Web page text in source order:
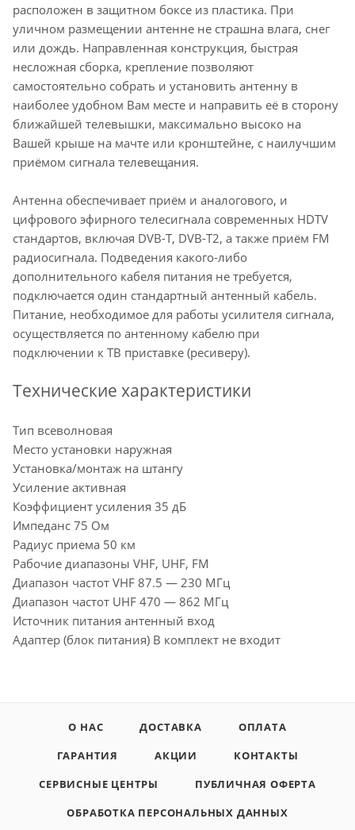
расположен в защитном боксе из пластика. При
уличном размещении антенне не страшна влага, снег
или дождь. Направленная конструкция, быстрая
несложная сборка, крепление позволяют
самостоятельно собрать и установить антенну в
наиболее удобном Вам месте и направить её в сторону
ближайшей телевышки, максимально высоко на
Вашей крыше на мачте или кронштейне, с наилучшим
приёмом сигнала телевещания.
Антенна обеспечивает приём и аналогового, и
цифрового эфирного телесигнала современных HDTV
стандартов, включая DVB-T, DVB-T2, а также приём FM
радиосигнала. Подведения какого-либо
дополнительного кабеля питания не требуется,
подключается один стандартный антенный кабель.
Питание, необходимое для работы усилителя сигнала,
осуществляется по антенному кабелю при
подключении к ТВ приставке (ресиверу).
Технические характеристики
Тип всеволновая
Место установки наружная
Установка/монтаж на штангу
Усиление активная
Коэффициент усиления 35 дБ
Импеданс 75 Ом
Радиус приема 50 км
Рабочие диапазоны VHF, UHF, FM
Диапазон частот VHF 87.5 — 230 МГц
Диапазон частот UHF 470 — 862 МГц
Источник питания антенный вход
Адаптер (блок питания) В комплект не входит
О НАС ДОСТАВКА
ОПЛАТА
ГАРАНТИЯ
АКЦИИ
КОНТАКТЫ
СЕРВИСНЫЕ ЦЕНТРЫ
ПУБЛИЧНАЯ ОФЕРТА
ОБРАБОТКА ПЕРСОНАЛЬНЫХ ДАННЫХ